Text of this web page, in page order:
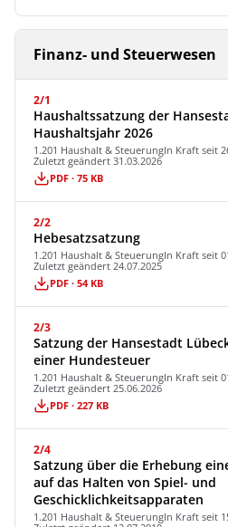
Finanz- und Steuerwesen
2/1
Haushaltssatzung der
Haushaltsjahr 2026
1.201 Haushalt & SteuerungIn Kraft seit
Zuletzt geändert 31.03.2026
PDF · 75 KB
2/2
Hebesatzsatzung
1.201 Haushalt & SteuerungIn Kraft seit
Zuletzt geändert 24.07.2025
PDF · 54 KB
2/3
Satzung der Hansestadt
einer Hundesteuer
1.201 Haushalt & SteuerungIn Kraft seit
Zuletzt geändert 25.06.2026
PDF · 227 KB
2/4
Satzung über die Erhebung
auf das Halten von Spiel- und
Geschicklichkeitsapparaten
1.201 Haushalt & SteuerungIn Kraft seit